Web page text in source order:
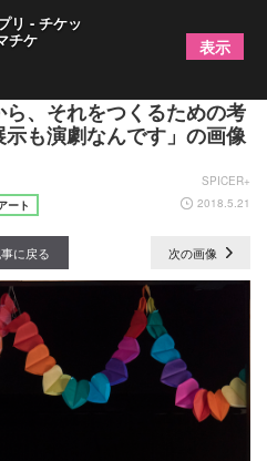
劇〉～「僕にとって演劇
、それをつくるための考
も演劇なんです」の画像
SPICER+
ート 2018.5.21
に戻る 次の画像
リ - チケッ
チケ 表示